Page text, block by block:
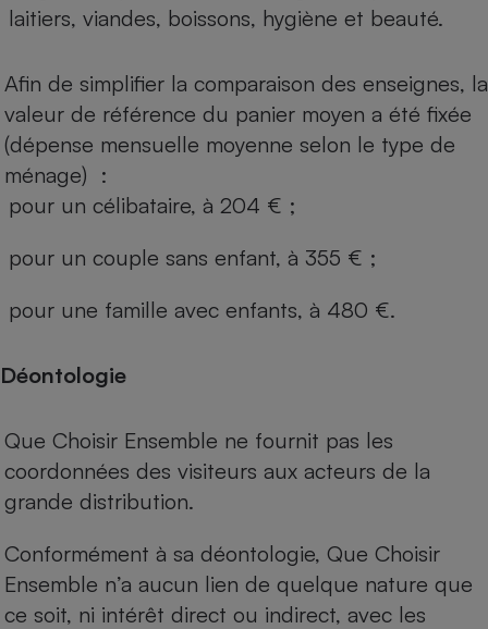
laitiers, viandes, boissons, hygiène et beauté.
Afin de simplifier la comparaison des enseignes, la
valeur de référence du panier moyen a été fixée
(dépense mensuelle moyenne selon le type de
ménage) :
pour un célibataire, à 204 € ;
pour un couple sans enfant, à 355 € ;
pour une famille avec enfants, à 480 €.
Déontologie
Que Choisir Ensemble ne fournit pas les
coordonnées des visiteurs aux acteurs de la
grande distribution.
Conformément à sa déontologie, Que Choisir
Ensemble n’a aucun lien de quelque nature que
ce soit, ni intérêt direct ou indirect, avec les